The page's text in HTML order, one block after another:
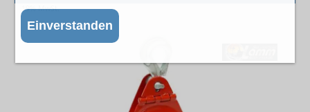
Einverstanden
19% MwSt.